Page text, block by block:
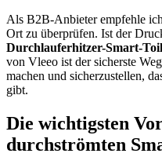
Als B2B-Anbieter empfehle
Ort zu überprüfen. Ist der
Durchlauferhitzer-Smart-
von Vleeo ist der sicherste
machen und sicherzustellen,
gibt.
Die wichtigsten
durchströmten